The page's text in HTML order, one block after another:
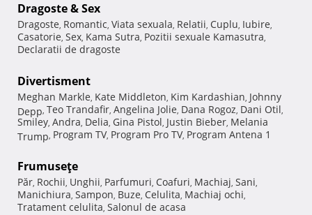
Dragoste & Sex
Dragoste, Romantic, Viata sexuala, Relatii, Cuplu, Iubire,
Casatorie, Sex, Kama Sutra, Pozitii sexuale Kamasutra,
Declaratii de dragoste
Divertisment
Meghan Markle, Kate Middleton, Kim Kardashian, Johnny
Depp, Teo Trandafir, Angelina Jolie, Dana Rogoz, Dani Otil,
Smiley, Andra, Delia, Gina Pistol, Justin Bieber, Melania
Trump, Program TV, Program Pro TV, Program Antena 1
Frumuseţe
Păr, Rochii, Unghii, Parfumuri, Coafuri, Machiaj, Sani,
Manichiura, Sampon, Buze, Celulita, Machiaj ochi,
Tratament celulita, Salonul de acasa